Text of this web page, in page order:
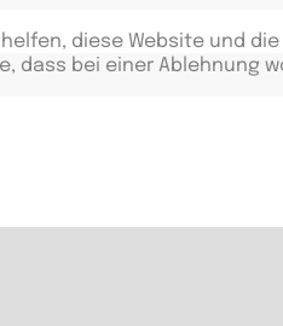
diese Website und
dass bei einer Ablehnung